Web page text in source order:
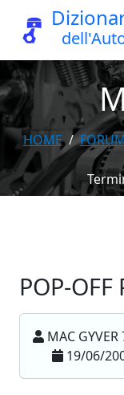
HOME
POP-OFF
MAC GYVER
19/06/